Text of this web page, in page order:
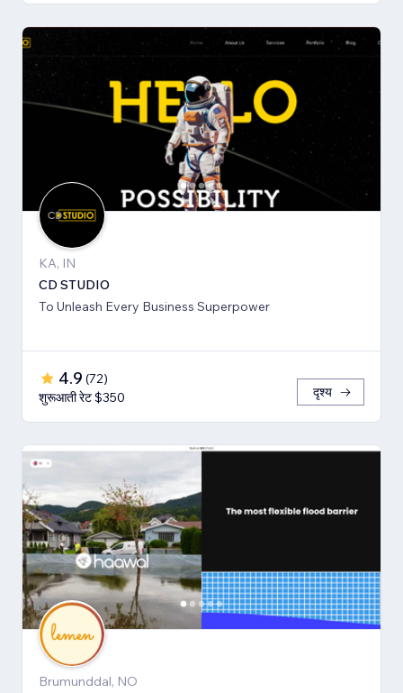
KA, IN
CD STUDIO
To Unleash Every Business Superpower
4.9 (72)
शुरूआती रेट $350
दृश्य
Brumunddal, NO